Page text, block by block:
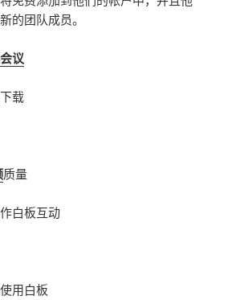
的团队成员。
议
载
质量
白板互动
用白板